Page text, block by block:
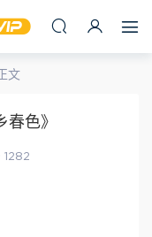
文
色》
1282